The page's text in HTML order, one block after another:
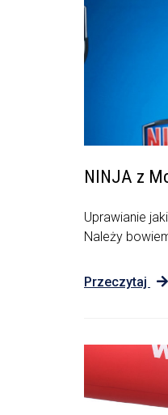
NINJA z
Uprawianie
Należy
Przeczytaj